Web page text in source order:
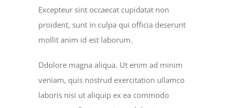
Excepteur sint occaecat cupidatat non
proident, sunt in culpa qui officia deserunt
mollit anim id est laborum.
Ddolore magna aliqua. Ut enim ad minim
veniam, quis nostrud exercitation ullamco
laboris nisi ut aliquip ex ea commodo